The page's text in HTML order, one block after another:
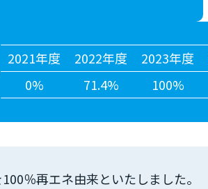
2021年度 2022年度 2023年度
0%
71.4% 100%
％再エネ由来といたしました。